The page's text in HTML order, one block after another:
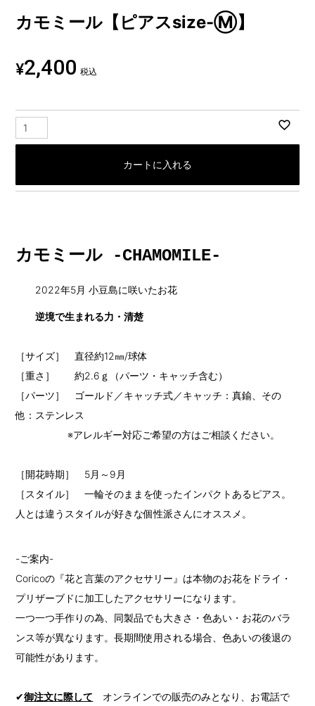
カモミール【ピアスsize-Ⓜ】
¥2,400 税込
カートに入れる
カモミール -CHAMOMILE-
2022年5月 小豆島に咲いたお花
逆境で生まれる力・清楚
［サイズ］ 直径約12㎜/球体
［重さ］ 約2.6ｇ（パーツ・キャッチ含む）
［パーツ］ ゴールド／キャッチ式／キャッチ：真鍮、その
他：ステンレス
※アレルギー対応ご希望の方はご相談ください。
［開花時期］ 5月～9月
［スタイル］ 一輪そのままを使ったインパクトあるピアス。
人とは違うスタイルが好きな個性派さんにオススメ。
-ご案内-
Coricoの『花と言葉のアクセサリー』は本物のお花をドライ・
プリザーブドに加工したアクセサリーになります。
一つ一つ手作りの為、同製品でも大きさ・色あい・お花のバラ
ンス等が異なります。長期間使用される場合、色あいの後退の
可能性があります。
✔御注文に際して オンラインでの販売のみとなり、お電話で